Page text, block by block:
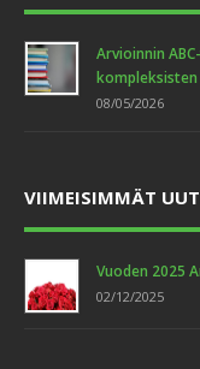
Arvioinnin
08/05/2026
VIIMEISIMMÄT
Vuoden 2025
02/12/2025